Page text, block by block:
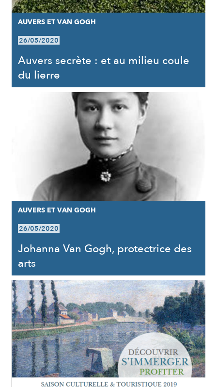
AUVERS ET VAN GOGH
26/05/2020
Auvers secrète : et au milieu coule
du lierre
AUVERS ET VAN GOGH
26/05/2020
Johanna Van Gogh, protectrice des
arts